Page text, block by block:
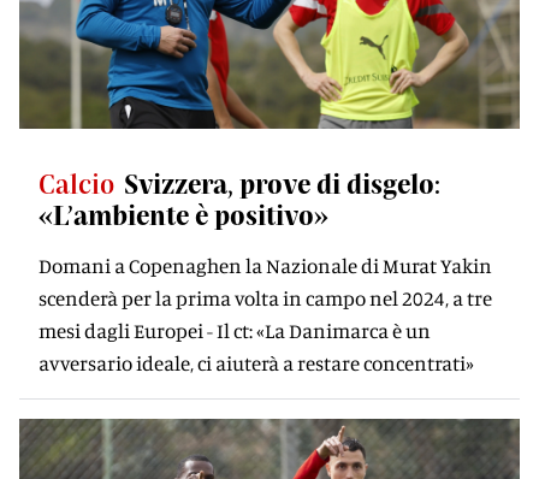
Calcio Svizzera, prove di disgelo:
«L’ambiente è positivo»
Domani a Copenaghen la Nazionale di Murat Yakin
scenderà per la prima volta in campo nel 2024, a tre
mesi dagli Europei - Il ct: «La Danimarca è un
avversario ideale, ci aiuterà a restare concentrati»